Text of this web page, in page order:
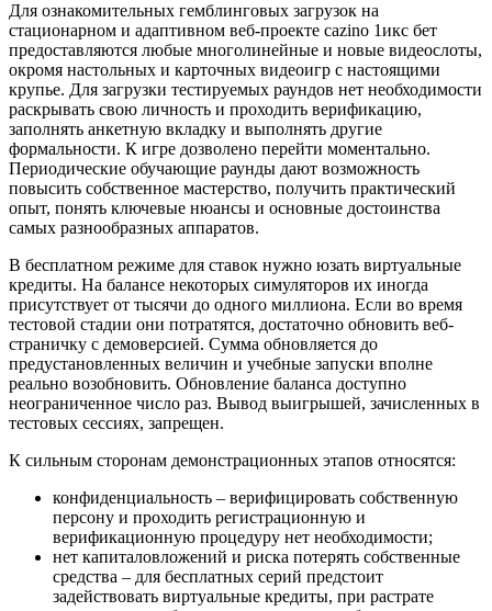
Для ознакомительных гемблинговых загрузок на
стационарном и адаптивном веб-проекте cazino 1икс бет
предоставляются любые многолинейные и новые видеослоты,
окромя настольных и карточных видеоигр с настоящими
крупье. Для загрузки тестируемых раундов нет необходимости
раскрывать свою личность и проходить верификацию,
заполнять анкетную вкладку и выполнять другие
формальности. К игре дозволено перейти моментально.
Периодические обучающие раунды дают возможность
повысить собственное мастерство, получить практический
опыт, понять ключевые нюансы и основные достоинства
самых разнообразных аппаратов.
В бесплатном режиме для ставок нужно юзать виртуальные
кредиты. На балансе некоторых симуляторов их иногда
присутствует от тысячи до одного миллиона. Если во время
тестовой стадии они потратятся, достаточно обновить веб-
страничку с демоверсией. Сумма обновляется до
предустановленных величин и учебные запуски вполне
реально возобновить. Обновление баланса доступно
неограниченное число раз. Вывод выигрышей, зачисленных в
тестовых сессиях, запрещен.
К сильным сторонам демонстрационных этапов относятся:
конфиденциальность – верифицировать собственную
персону и проходить регистрационную и
верификационную процедуру нет необходимости;
нет капиталовложений и риска потерять собственные
средства – для бесплатных серий предстоит
задействовать виртуальные кредиты, при растрате